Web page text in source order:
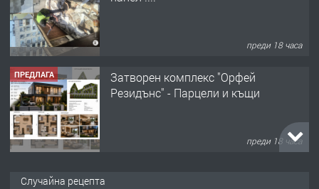
преди 18 часа
ПРЕДЛАГА
Затворен комплекс "Орфей
Резидънс" - Парцели и къщи
преди 18 часа
Случайна рецепта